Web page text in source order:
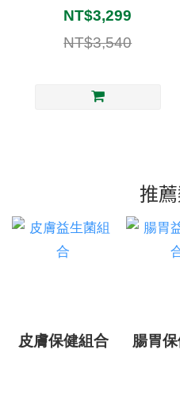
件入門組｜腸道+眼睛
淚痕保健
NT$3,299
NT$3,540
推
皮膚保健組合 腸胃